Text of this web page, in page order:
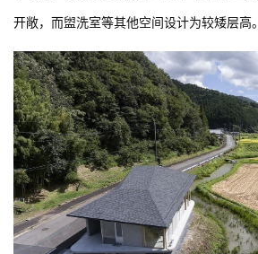
开敞，而盥洗室等其他空间设计为较矮层高。